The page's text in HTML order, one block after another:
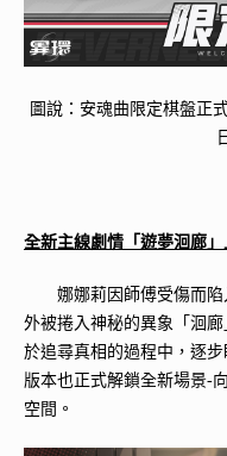
圖說：安魂曲限定棋盤正
全新主線劇情 「遊夢洄廊
娜娜莉因師傅受傷而陷
外被捲入神秘的異象「洄
於追尋真相的過程中，逐
版本也正式解鎖全新場景-
空間。